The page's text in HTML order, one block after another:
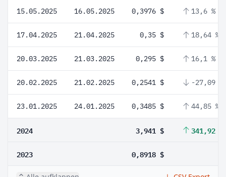
15.05.2025 16.05.2025 0,3976 $ 13,6 %
17.04.2025 21.04.2025 0,35 $ 18,64 %
20.03.2025 21.03.2025 0,295 $ 16,1 %
20.02.2025 21.02.2025 0,2541 $ -27,09 %
23.01.2025 24.01.2025 0,3485 $ 44,85 %
2024 3,941 $ 341,92 %
2023 0,8918 $